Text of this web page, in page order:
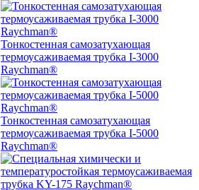
Тонкостенная самозатухающая
термоусаживаемая трубка I-3000
Raychman®
Тонкостенная самозатухающая
термоусаживаемая трубка I-5000
Raychman®